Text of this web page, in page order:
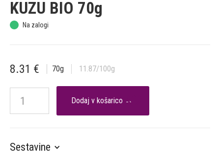
KUZU BIO 70g
Na zalogi
8.31 € 70g 11.87/100g

Sestavine